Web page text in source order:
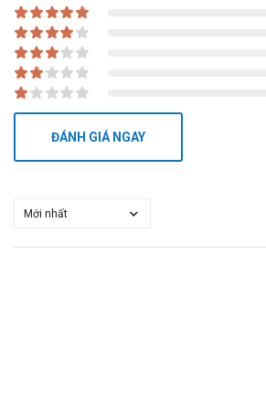
ĐÁNH GIÁ NGAY